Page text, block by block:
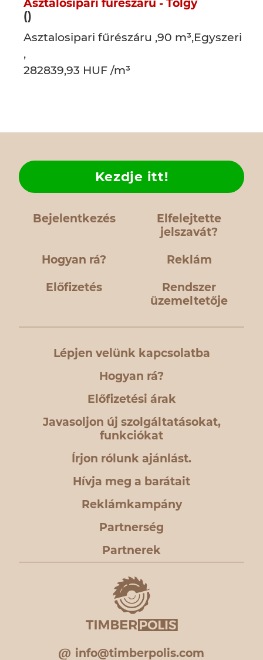
Asztalosipari fűrészáru - Tölgy
()
Asztalosipari fűrészáru ,90 m³,Egyszeri
,
282839,93 HUF /m³
Bejelentkezés
Elfelejtette
jelszavát?
Hogyan rá?
Kezdje itt!
Reklám
Előfizetés
Rendszer
üzemeltetője
Lépjen velünk kapcsolatba
Hogyan rá?
Előfizetési árak
Javasoljon új szolgáltatásokat,
funkciókat
Írjon rólunk ajánlást.
Hívja meg a barátait
Reklámkampány
Partnerség
Partnerek
info@timberpolis.com